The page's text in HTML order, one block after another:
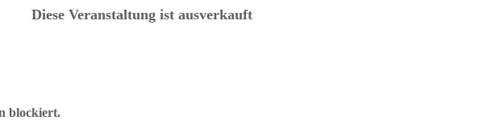
Diese Veranstaltung ist ausverkauft
blockiert.